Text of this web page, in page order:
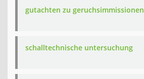
gutachten zu geruchsimmissionen
schalltechnische untersuchung